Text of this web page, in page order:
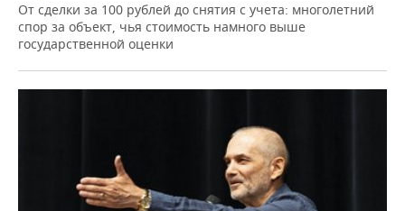
От сделки за 100 рублей до снятия с учета: многолетний
спор за объект, чья стоимость намного выше
государственной оценки